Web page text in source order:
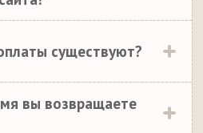
существуют?
вы возвращаете